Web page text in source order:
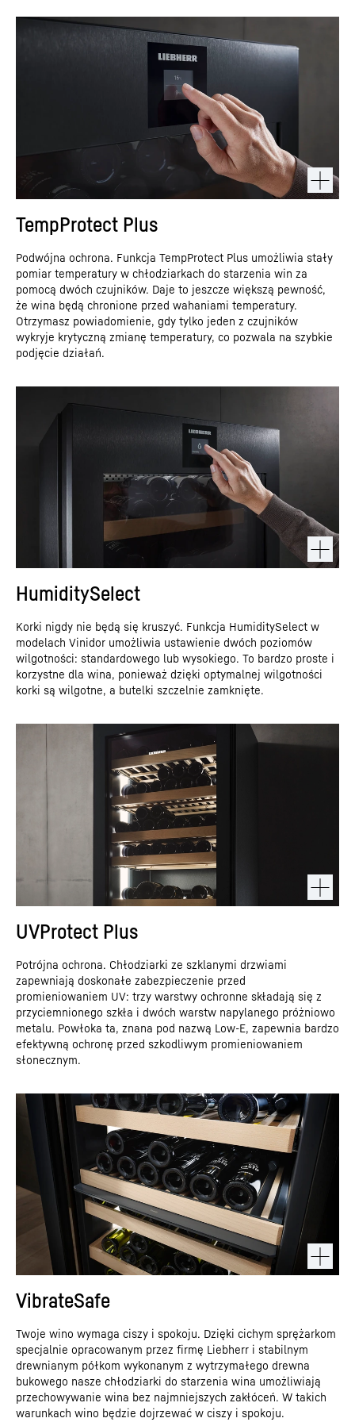
TempProtect Plus
Podwójna ochrona. Funkcja TempProtect Plus umożliwia stały
pomiar temperatury w chłodziarkach do starzenia win za
pomocą dwóch czujników. Daje to jeszcze większą pewność,
że wina będą chronione przed wahaniami temperatury.
Otrzymasz powiadomienie, gdy tylko jeden z czujników
wykryje krytyczną zmianę temperatury, co pozwala na szybkie
podjęcie działań.
HumiditySelect
Korki nigdy nie będą się kruszyć. Funkcja HumiditySelect w
modelach Vinidor umożliwia ustawienie dwóch poziomów
wilgotności: standardowego lub wysokiego. To bardzo proste i
korzystne dla wina, ponieważ dzięki optymalnej wilgotności
korki są wilgotne, a butelki szczelnie zamknięte.
UVProtect Plus
Potrójna ochrona. Chłodziarki ze szklanymi drzwiami
zapewniają doskonałe zabezpieczenie przed
promieniowaniem UV: trzy warstwy ochronne składają się z
przyciemnionego szkła i dwóch warstw napylanego próżniowo
metalu. Powłoka ta, znana pod nazwą Low-E, zapewnia bardzo
efektywną ochronę przed szkodliwym promieniowaniem
słonecznym.
VibrateSafe
Twoje wino wymaga ciszy i spokoju. Dzięki cichym sprężarkom
specjalnie opracowanym przez firmę Liebherr i stabilnym
drewnianym półkom wykonanym z wytrzymałego drewna
bukowego nasze chłodziarki do starzenia wina umożliwiają
przechowywanie wina bez najmniejszych zakłóceń. W takich
warunkach wino będzie dojrzewać w ciszy i spokoju.